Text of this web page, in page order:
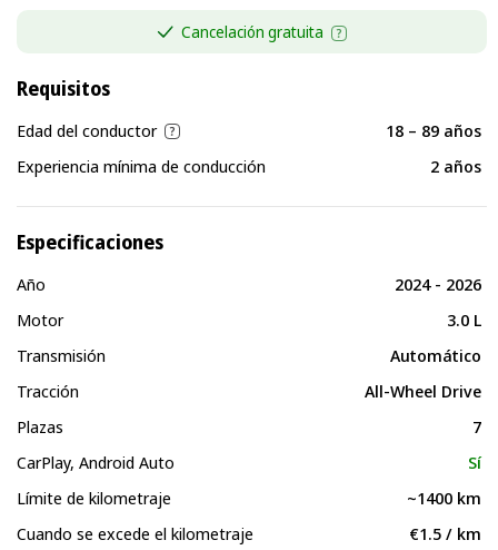
Cancelación gratuita
Requisitos
Edad del conductor
18 – 89 años
Experiencia mínima de conducción
2 años
Especificaciones
Año
2024 - 2026
Motor
3.0 L
Transmisión
Automático
Tracción
All-Wheel Drive
Plazas
7
CarPlay, Android Auto
Sí
Límite de kilometraje
~1400 km
Cuando se excede el kilometraje
€1.5 / km